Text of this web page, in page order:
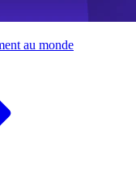
au monde